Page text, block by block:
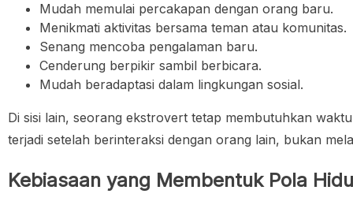
Mudah memulai percakapan dengan orang baru.
Menikmati aktivitas bersama teman atau komunitas.
Senang mencoba pengalaman baru.
Cenderung berpikir sambil berbicara.
Mudah beradaptasi dalam lingkungan sosial.
Di sisi lain, seorang ekstrovert tetap membutuhkan
terjadi setelah berinteraksi dengan orang lain, bukan
Kebiasaan yang Membentuk Pola